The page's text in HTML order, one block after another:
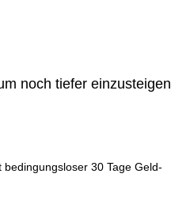
noch tiefer einzusteigen
30 Tage Geld-